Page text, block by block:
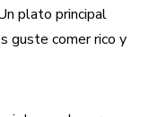
plato principal
guste comer rico y